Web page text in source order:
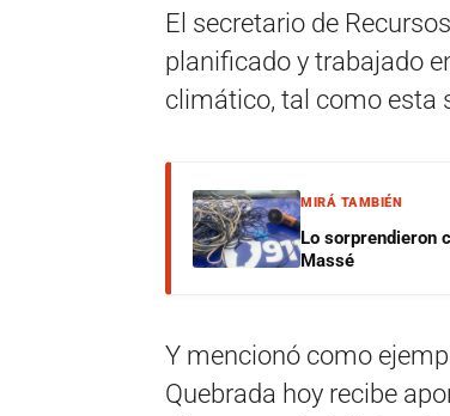
El secretario de
planificado y trabajado
climático, tal como esta
MIRÁ TAMBIÉN
Lo sorprendieron
Massé
Y mencionó como
Quebrada hoy recibe